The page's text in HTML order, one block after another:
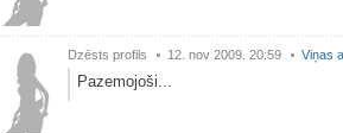
Dzēsts profils 12. nov 2009. 20:59 Viņas
Pazemojoši...